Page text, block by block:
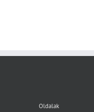
Oldalak